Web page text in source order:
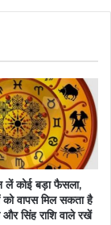
कोई बड़ा फैसला,
को वापस मिल सकता है
सिंह राशि वाले रखें